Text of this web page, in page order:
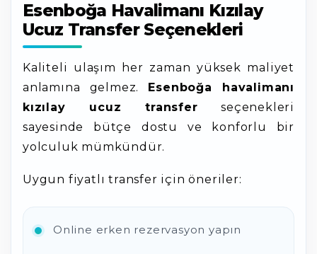
Esenboğa Havalimanı Kızılay
Ucuz Transfer Seçenekleri
Kaliteli ulaşım her zaman yüksek maliyet
anlamına gelmez. Esenboğa havalimanı
kızılay ucuz transfer seçenekleri
sayesinde bütçe dostu ve konforlu bir
yolculuk mümkündür.
Uygun fiyatlı transfer için öneriler:
Online erken rezervasyon yapın